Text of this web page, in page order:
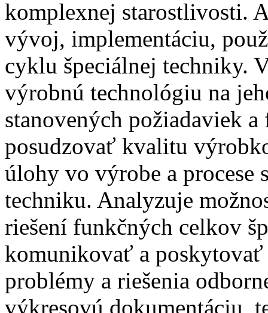
komplexnej starostlivosti.
vývoj, implementáciu,
cyklu špeciálnej techniky.
výrobnú technológiu na
stanovených požiadaviek
posudzovať kvalitu
úlohy vo výrobe a procese
techniku. Analyzuje
riešení funkčných celkov
komunikovať a
problémy a riešenia
výkresovú dokumentáciu,